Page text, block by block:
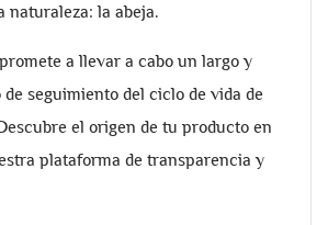
naturaleza: la abeja.
a llevar a cabo un largo y
seguimiento del ciclo de vida de
el origen de tu producto en
plataforma de transparencia y